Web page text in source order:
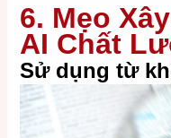
6. Mẹo
AI Chất
Sử dụng từ